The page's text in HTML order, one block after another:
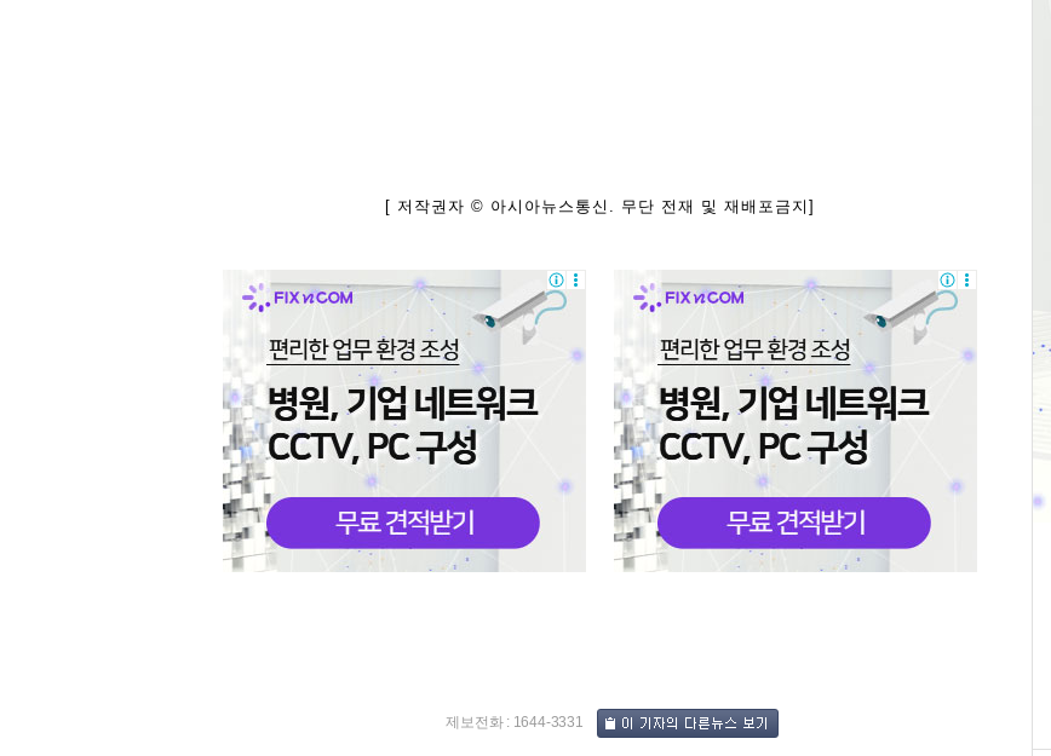
[ 저작권자 © 아시아뉴스통신. 무단 전재 및 재배포금지]
제보전화 : 1644-3331